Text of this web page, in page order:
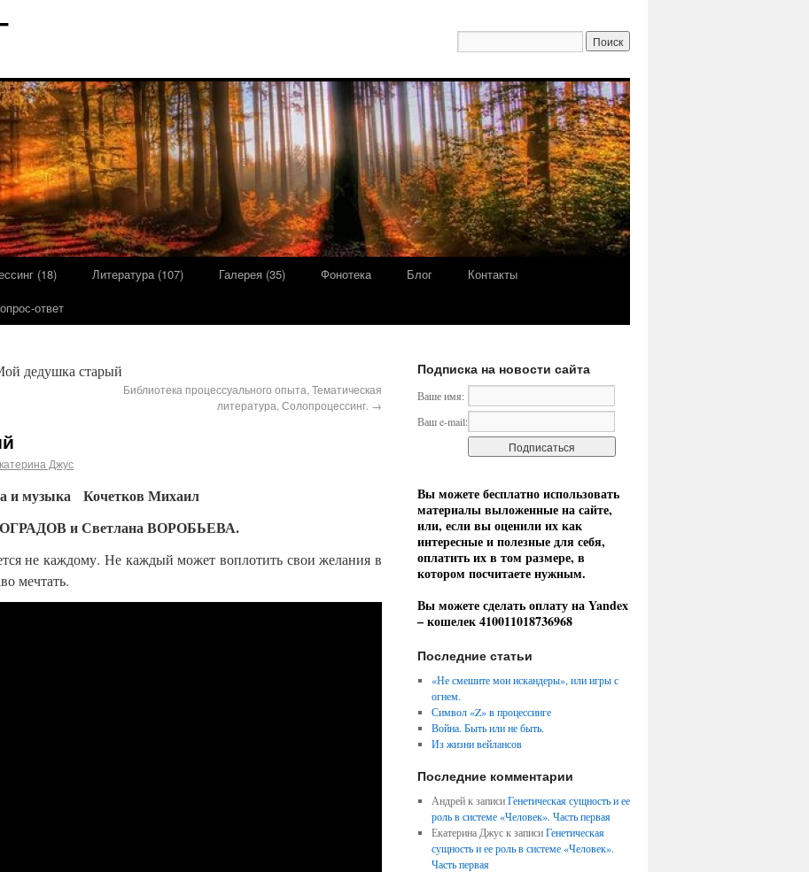
(18) Литература (107) Галерея (35) Фонотека Блог
Контакты
ответ
дедушка старый
Библиотека процессуального опыта, Тематическая
литература, Солопроцессинг. →
Джус
и музыка Кочетков Михаил
и Светлана ВОРОБЬЕВА.
не каждому. Не каждый может воплотить свои желания в
мечтать.
Подписка на новости сайта
Ваше имя:
Ваш e-mail:
Вы можете бесплатно использовать
материалы выложенные на сайте,
или, если вы оценили их как
интересные и полезные для себя,
оплатить их в том размере, в
котором посчитаете нужным.
Вы можете сделать оплату на Yandex
– кошелек 410011018736968
Последние статьи
«Не смешите мои искандеры», или игры с
огнем.
Символ «Z» в процессинге
Война. Быть или не быть.
Из жизни вейлансов
Последние комментарии
Андрей к записиГенетическая сущность и ее
роль в системе «Человек». Часть первая
Екатерина Джус к записиГенетическая
сущность и ее роль в системе «Человек».
Часть первая